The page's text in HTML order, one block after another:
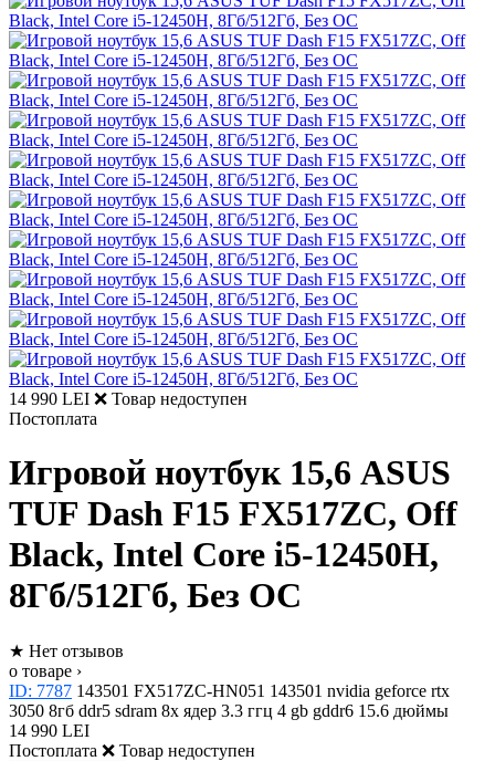
14 990 LEI ❌ Товар недоступен
Постоплата
Игровой ноутбук 15,6 ASUS
TUF Dash F15 FX517ZC, Off
Black, Intel Core i5-12450H,
8Гб/512Гб, Без ОС
★ Нет отзывов
о товаре ›
ID: 7787 143501 FX517ZC-HN051 143501 nvidia geforce rtx
3050 8гб ddr5 sdram 8x ядер 3.3 ггц 4 gb gddr6 15.6 дюймы
14 990 LEI
Постоплата ❌ Товар недоступен